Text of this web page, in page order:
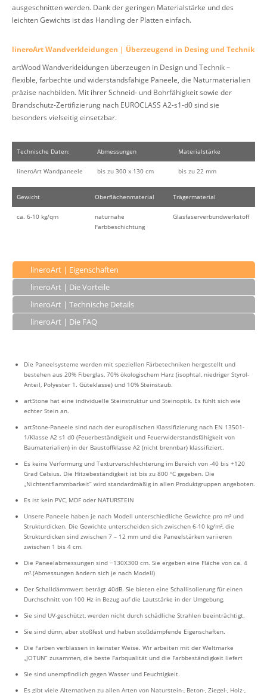
ausgeschnitten werden. Dank der geringen Materialstärke und des
leichten Gewichts ist das Handling der Platten einfach.
lineroArt Wandverkleidungen | Überzeugend in Desing und Technik
artWood Wandverkleidungen überzeugen in Design und Technik –
flexible, farbechte und widerstandsfähige Paneele, die Naturmaterialien
präzise nachbilden. Mit ihrer Schneid- und Bohrfähigkeit sowie der
Brandschutz-Zertifizierung nach EUROCLASS A2-s1-d0 sind sie
besonders vielseitig einsetzbar.
Technische Daten: Abmessungen Materialstärke
lineroArt Wandpaneele bis zu 300 x 130 cm bis zu 22 mm
Gewicht Oberflächenmaterial Trägermaterial
ca. 6-10 kg/qm
naturnahe
Farbbeschichtung
Glasfaserverbundwerkstoff
lineroArt | Eigenschaften
lineroArt | Die Vorteile
lineroArt | Technische Details
lineroArt | Die FAQ
Die Paneelsysteme werden mit speziellen Färbetechniken hergestellt und
bestehen aus 20% Fiberglas, 70% ökologischem Harz (isophtal, niedriger Styrol-
Anteil, Polyester 1. Güteklasse) und 10% Steinstaub.
artStone hat eine individuelle Steinstruktur und Steinoptik. Es fühlt sich wie
echter Stein an.
artStone-Paneele sind nach der europäischen Klassifizierung nach EN 13501-
1/Klasse A2 s1 d0 (Feuerbeständigkeit und Feuerwiderstandsfähigkeit von
Baumaterialien) in der Baustoffklasse A2 (nicht brennbar) klassifiziert.
Es keine Verformung und Texturverschlechterung im Bereich von -40 bis +120
Grad Celsius. Die Hitzebeständigkeit ist bis zu 800 °C gegeben. Die
„Nichtentflammbarkeit” wird standardmäßig in allen Produktgruppen angeboten.
Es ist kein PVC, MDF oder NATURSTEIN
Unsere Paneele haben je nach Modell unterschiedliche Gewichte pro m² und
Strukturdicken. Die Gewichte unterscheiden sich zwischen 6-10 kg/m², die
Strukturdicken sind zwischen 7 – 12 mm und die Paneelstärken variieren
zwischen 1 bis 4 cm.
Die Paneelabmessungen sind ~130X300 cm. Sie ergeben eine Fläche von ca. 4
m².(Abmessungen ändern sich je nach Modell)
Der Schalldämmwert beträgt 40dB. Sie bieten eine Schallisolierung für einen
Durchschnitt von 100 Hz in Bezug auf die Lautstärke in der Umgebung.
Sie sind UV-geschützt, werden nicht durch schädliche Strahlen beeinträchtigt.
Sie sind dünn, aber stoßfest und haben stoßdämpfende Eigenschaften.
Die Farben verblassen in keinster Weise. Wir arbeiten mit der Weltmarke
„JOTUN” zusammen, die beste Farbqualität und die Farbbeständigkeit liefert
Sie sind unempfindlich gegen Wasser und Feuchtigkeit.
Es gibt viele Alternativen zu allen Arten von Naturstein-, Beton-, Ziegel-, Holz-,